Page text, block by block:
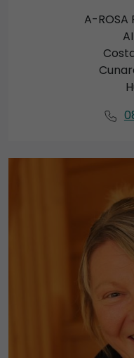
A-